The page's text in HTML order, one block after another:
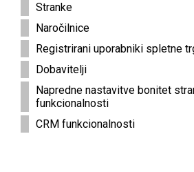
Stranke
Naročilnice
Registrirani uporabniki spletne
Dobavitelji
Napredne nastavitve bonitet
funkcionalnosti
CRM funkcionalnosti